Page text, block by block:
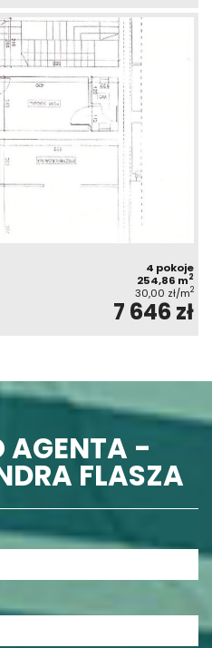
4 pokoje
254,86 m2
30,00 zł/m2
7 646 zł
AGENTA -
FLASZA